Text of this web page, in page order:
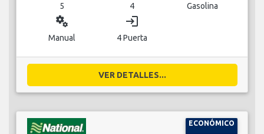
5 4 Gasolina
miscellaneous_services
Manual
login
4 Puerta
VER DETALLES...
ECONÓMICO